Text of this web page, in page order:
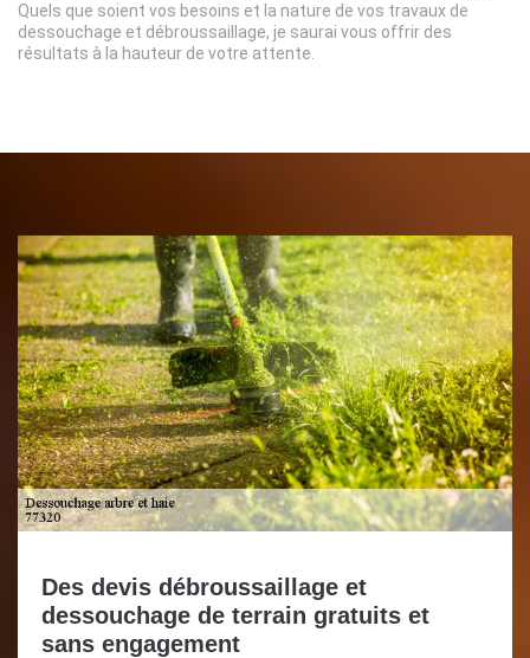
Quels que soient vos besoins et la nature de vos travaux de
dessouchage et débroussaillage, je saurai vous offrir des
résultats à la hauteur de votre attente.
Des devis débroussaillage et
dessouchage de terrain gratuits et
sans engagement